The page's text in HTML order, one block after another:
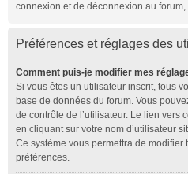
connexion et de déconnexion au
Préférences et réglages des
Comment puis-je modifier mes
Si vous êtes un utilisateur inscrit, tous
base de données du forum. Vous
de contrôle de l’utilisateur. Le lien vers
en cliquant sur votre nom d’utilisateur
Ce système vous permettra de modifier
préférences.